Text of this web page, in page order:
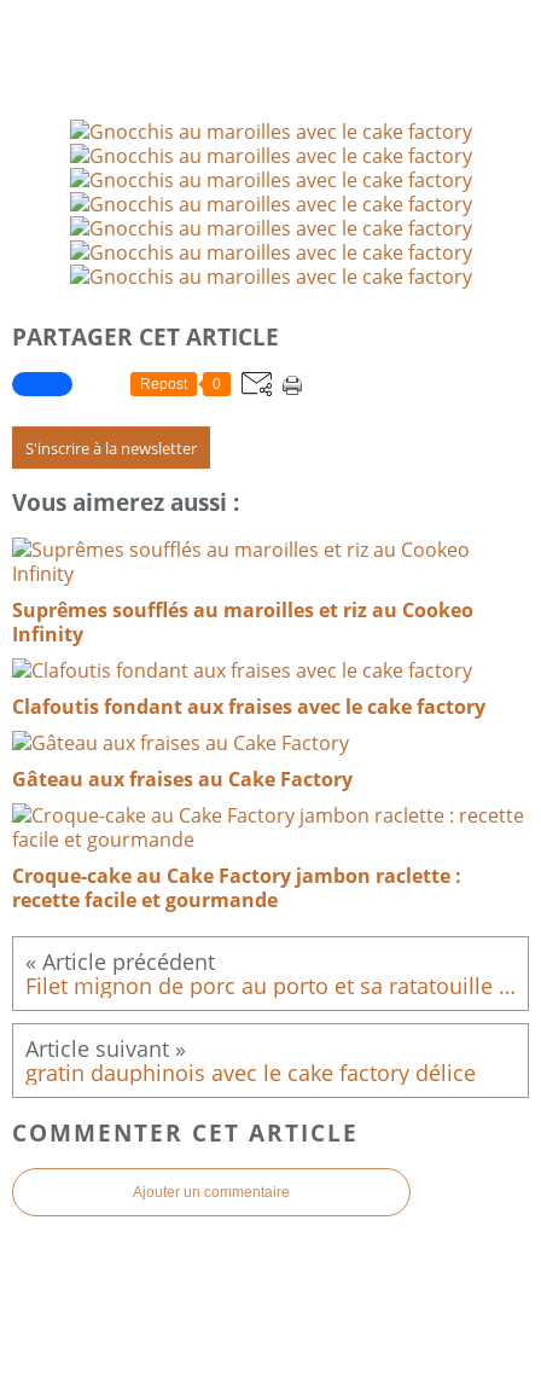
PARTAGER CET ARTICLE
Repost 0
S'inscrire à la newsletter
Vous aimerez aussi :
Suprêmes soufflés au maroilles et riz au Cookeo
Infinity​​​​​​​
Clafoutis fondant aux fraises avec le cake factory
Gâteau aux fraises au Cake Factory
Croque-cake au Cake Factory jambon raclette :
recette facile et gourmande
Filet mignon de porc au porto et sa ratatouille au Cookeasy
gratin dauphinois avec le cake factory délice
COMMENTER CET ARTICLE
Ajouter un commentaire